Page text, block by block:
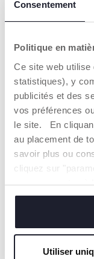
Consentement
Politique en
Ce site web
statistiques), y
publicités et des
vos préférences
le site. En
au placement de
savoir plus ou
cliquez sur
vous consentez à
techniques, qui
Utiliser
ÉVOLUTIVE
croissance
enfant. Elle
haute de 6 à
comme
de 36 mois à
comme